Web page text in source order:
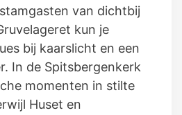
van dichtbij
kun je
bij kaarslicht en een
In de Spitsbergenkerk
momenten in stilte
Huset en